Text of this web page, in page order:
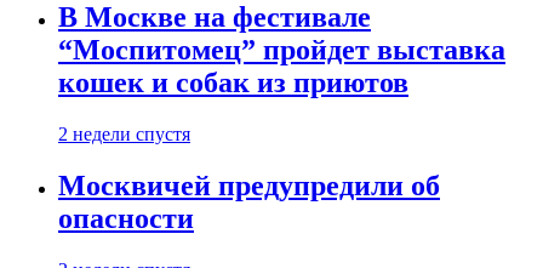
В Москве на фестивале
“Моспитомец” пройдет выставка
кошек и собак из приютов
2 недели спустя
Москвичей предупредили об
опасности